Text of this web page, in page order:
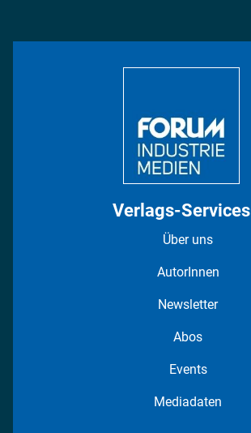
Verlags-Services
Über uns
AutorInnen
Newsletter
Abos
Events
Mediadaten